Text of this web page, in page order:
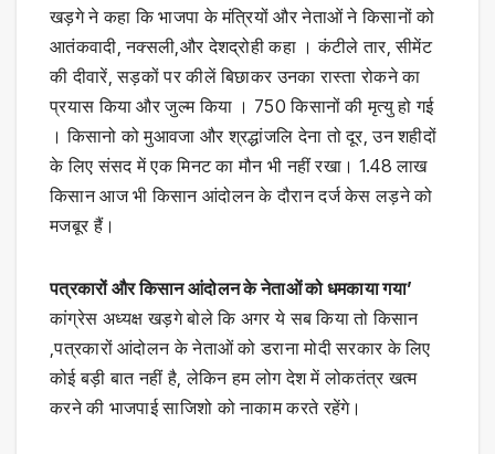
खड़गे ने कहा कि भाजपा के मंत्रियों और नेताओं ने किसानों को
आतंकवादी, नक्सली,और देशद्रोही कहा । कंटीले तार, सीमेंट
की दीवारें, सड़कों पर कीलें बिछाकर उनका रास्ता रोकने का
प्रयास किया और जुल्म किया । 750 किसानों की मृत्यु हो गई
। किसानो को मुआवजा और श्रद्धांजलि देना तो दूर, उन शहीदों
के लिए संसद में एक मिनट का मौन भी नहीं रखा। 1.48 लाख
किसान आज भी किसान आंदोलन के दौरान दर्ज केस लड़ने को
मजबूर हैं।
पत्रकारों और किसान आंदोलन के नेताओं को धमकाया गया’
कांग्रेस अध्यक्ष खड़गे बोले कि अगर ये सब किया तो किसान
,पत्रकारों आंदोलन के नेताओं को डराना मोदी सरकार के लिए
कोई बड़ी बात नहीं है, लेकिन हम लोग देश में लोकतंत्र खत्म
करने की भाजपाई साजिशो को नाकाम करते रहेंगे।